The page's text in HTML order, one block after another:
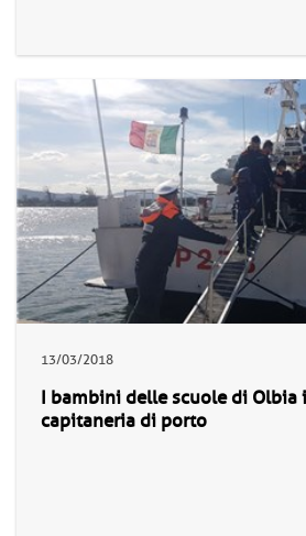
13/03/2018
I bambini delle scuole di Olbia
capitaneria di porto